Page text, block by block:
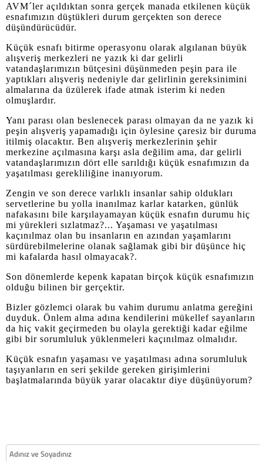
AVM´ler açıldıktan sonra gerçek manada etkilenen küçük
esnafımızın düştükleri durum gerçekten son derece
düşündürücüdür.
Küçük esnafı bitirme operasyonu olarak algılanan büyük
alışveriş merkezleri ne yazık ki dar gelirli
vatandaşlarımızın bütçesini düşünmeden peşin para ile
yaptıkları alışveriş nedeniyle dar gelirlinin gereksinimini
almalarına da üzülerek ifade atmak isterim ki neden
olmuşlardır.
Yanı parası olan beslenecek parası olmayan da ne yazık ki
peşin alışveriş yapamadığı için öylesine çaresiz bir duruma
itilmiş olacaktır. Ben alışveriş merkezlerinin şehir
merkezine açılmasına karşı asla değilim ama, dar gelirli
vatandaşlarımızın dört elle sarıldığı küçük esnafımızın da
yaşatılması gerekliliğine inanıyorum.
Zengin ve son derece varlıklı insanlar sahip oldukları
servetlerine bu yolla inanılmaz karlar katarken, günlük
nafakasını bile karşılayamayan küçük esnafın durumu hiç
mi yürekleri sızlatmaz?... Yaşaması ve yaşatılması
kaçınılmaz olan bu insanların en azından yaşamlarını
sürdürebilmelerine olanak sağlamak gibi bir düşünce hiç
mi kafalarda hasıl olmayacak?.
Son dönemlerde kepenk kapatan birçok küçük esnafımızın
olduğu bilinen bir gerçektir.
Bizler gözlemci olarak bu vahim durumu anlatma gereğini
duyduk. Önlem alma adına kendilerini mükellef sayanların
da hiç vakit geçirmeden bu olayla gerektiği kadar eğilme
gibi bir sorumluluk yüklenmeleri kaçınılmaz olmalıdır.
Küçük esnafın yaşaması ve yaşatılması adına sorumluluk
taşıyanların en seri şekilde gereken girişimlerini
başlatmalarında büyük yarar olacaktır diye düşünüyorum?